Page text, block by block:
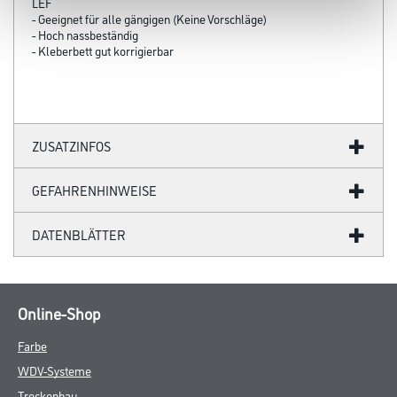
- Geeignet für alle gängigen (Keine Vorschläge)
- Hoch nassbeständig
- Kleberbett gut korrigierbar
ZUSATZINFOS
GEFAHRENHINWEISE
DATENBLÄTTER
Online-Shop
Farbe
WDV-Systeme